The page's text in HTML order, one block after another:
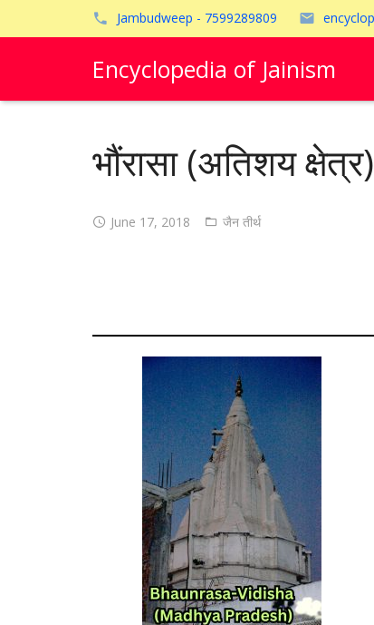
Jambudweep - 7599289809
Encyclopedia of Jainism
भौंरासा (अतिशय क्षेत्र)
June 17, 2018 जैन तीर्थ